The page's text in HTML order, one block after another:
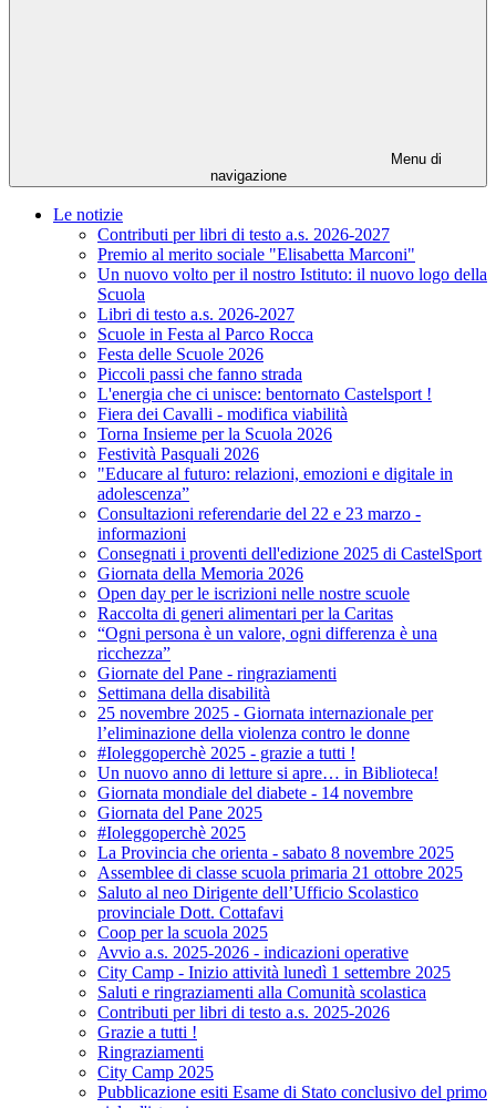
Menu di
navigazione
Le notizie
Contributi per libri di testo a.s. 2026-2027
Premio al merito sociale "Elisabetta Marconi"
Un nuovo volto per il nostro Istituto: il nuovo logo della
Scuola
Libri di testo a.s. 2026-2027
Scuole in Festa al Parco Rocca
Festa delle Scuole 2026
Piccoli passi che fanno strada
L'energia che ci unisce: bentornato Castelsport !
Fiera dei Cavalli - modifica viabilità
Torna Insieme per la Scuola 2026
Festività Pasquali 2026
"Educare al futuro: relazioni, emozioni e digitale in
adolescenza”
Consultazioni referendarie del 22 e 23 marzo -
informazioni
Consegnati i proventi dell'edizione 2025 di CastelSport
Giornata della Memoria 2026
Open day per le iscrizioni nelle nostre scuole
Raccolta di generi alimentari per la Caritas
“Ogni persona è un valore, ogni differenza è una
ricchezza”
Giornate del Pane - ringraziamenti
Settimana della disabilità
25 novembre 2025 - Giornata internazionale per
l’eliminazione della violenza contro le donne
#Ioleggoperchè 2025 - grazie a tutti !
Un nuovo anno di letture si apre… in Biblioteca!
Giornata mondiale del diabete - 14 novembre
Giornata del Pane 2025
#Ioleggoperchè 2025
La Provincia che orienta - sabato 8 novembre 2025
Assemblee di classe scuola primaria 21 ottobre 2025
Saluto al neo Dirigente dell’Ufficio Scolastico
provinciale Dott. Cottafavi
Coop per la scuola 2025
Avvio a.s. 2025-2026 - indicazioni operative
City Camp - Inizio attività lunedì 1 settembre 2025
Saluti e ringraziamenti alla Comunità scolastica
Contributi per libri di testo a.s. 2025-2026
Grazie a tutti !
Ringraziamenti
City Camp 2025
Pubblicazione esiti Esame di Stato conclusivo del primo